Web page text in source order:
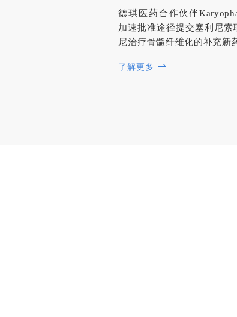
德琪医药合作伙伴
加速批准途径提交塞利尼索
尼治疗骨髓纤维化的补充新
了解更多